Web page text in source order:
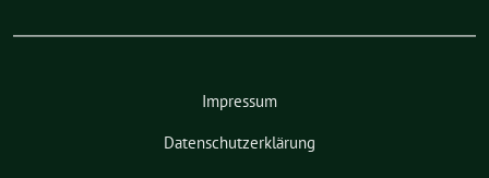
Impressum
Datenschutzerklärung